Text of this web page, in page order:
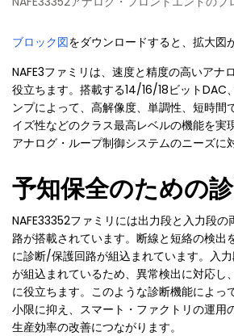
ブロック図をダウンロードすると、拡大図
NAFE3ファミリは、速度と精度の高いアナ
役立ちます。搭載する14/16/18ビットDAC
ンプによって、高解像度、単調性、短時間
イズ性などのクラス最高レベルの機能を実
アナログ・ループ制御システムのニーズに
予知保全のための
NAFE33352ファミリには出力段と入力段
路が搭載されています。断線と短絡の検出
に診断/保護回路が組込まれています。入
が組込まれているため、異常検出に対応し
に役立ちます。このような診断機能によっ
小限に抑え、スマート・ファクトリの運用
生産効率の改善につながります。